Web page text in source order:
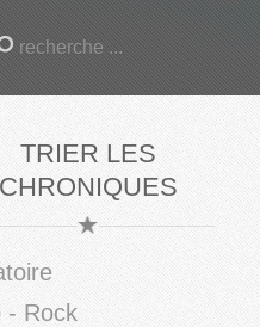
TRIER LES
CHRONIQUES
- Rock